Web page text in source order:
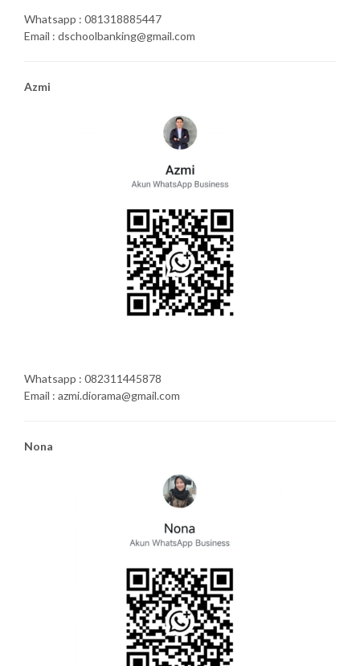
Whatsapp : 081318885447
Email : dschoolbanking@gmail.com
Azmi
Whatsapp : 082311445878
Email : azmi.diorama@gmail.com
Nona